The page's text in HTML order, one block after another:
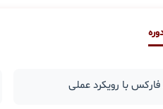
با رویکرد عملی